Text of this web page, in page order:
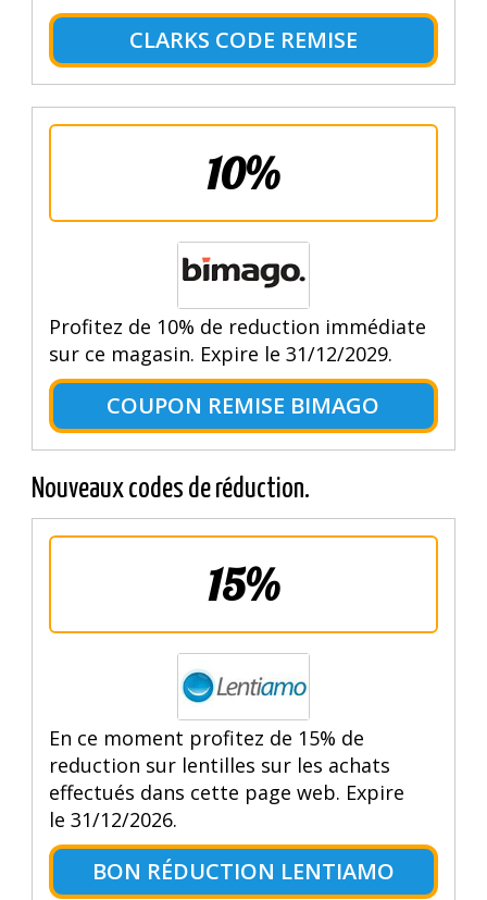
CLARKS CODE REMISE
10%
Profitez de 10% de reduction immédiate
sur ce magasin. Expire le 31/12/2029.
COUPON REMISE BIMAGO
Nouveaux codes de réduction.
15%
En ce moment profitez de 15% de
reduction sur lentilles sur les achats
effectués dans cette page web. Expire
le 31/12/2026.
BON RÉDUCTION LENTIAMO